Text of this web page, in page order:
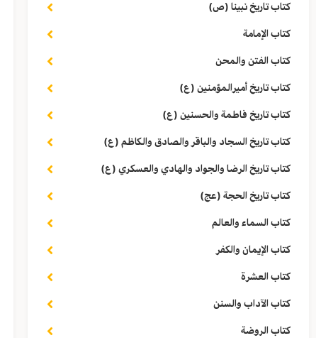
كتاب تاريخ نبينا (ص)
كتاب الإمامة
كتاب الفتن والمحن
كتاب تاريخ أميرالمؤمنين (ع)
كتاب تاريخ فاطمة والحسنين (ع)
كتاب تاريخ السجاد والباقر والصادق والكاظم (ع)
كتاب تاريخ الرضا والجواد والهادي والعسكري (ع)
كتاب تاريخ الحجة (عج)
كتاب السماء والعالم
كتاب الإيمان والكفر
كتاب العشرة
كتاب الآداب والسنن
كتاب الروضة